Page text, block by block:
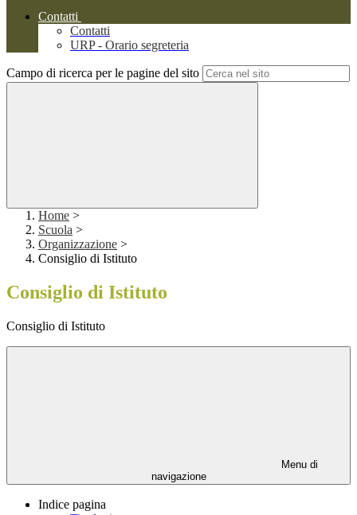
Contatti
Contatti
URP - Orario segreteria
Campo di ricerca per le pagine del sito
Home >
Scuola >
Organizzazione >
Consiglio di Istituto
Consiglio di Istituto
Consiglio di Istituto
Menu di
navigazione
Indice pagina